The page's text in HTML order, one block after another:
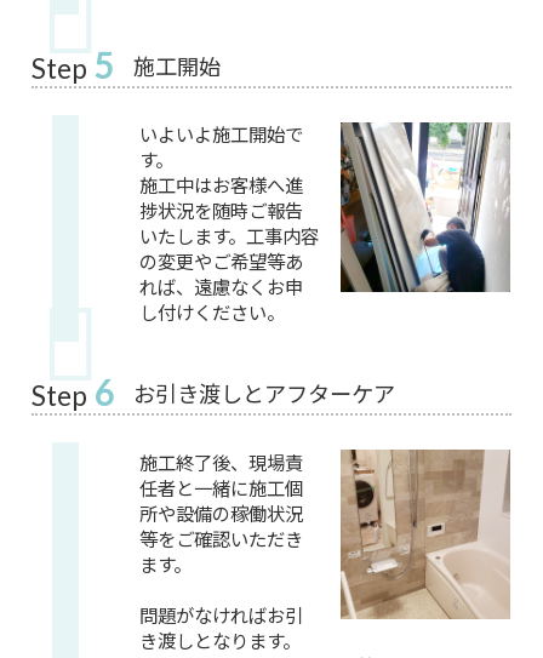
Step 5 施工開始
いよいよ施工開始で
す。
施工中はお客様へ進
捗状況を随時ご報告
いたします。工事内容
の変更やご希望等あ
れば、遠慮なくお申
し付けください。
Step 6 お引き渡しとアフターケア
施工終了後、現場責
任者と一緒に施工個
所や設備の稼働状況
等をご確認いただき
ます。
問題がなければお引
き渡しとなります。